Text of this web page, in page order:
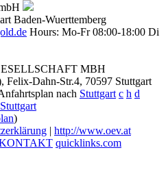
Baden-Wuerttemberg
Hours: Mo-Fr 08:00-18:00 Di
MBH
Felix-Dahn-Str.4, 70597 Stuttgart
nach Stuttgart c h d
)
| http://www.oev.at
quicklinks.com